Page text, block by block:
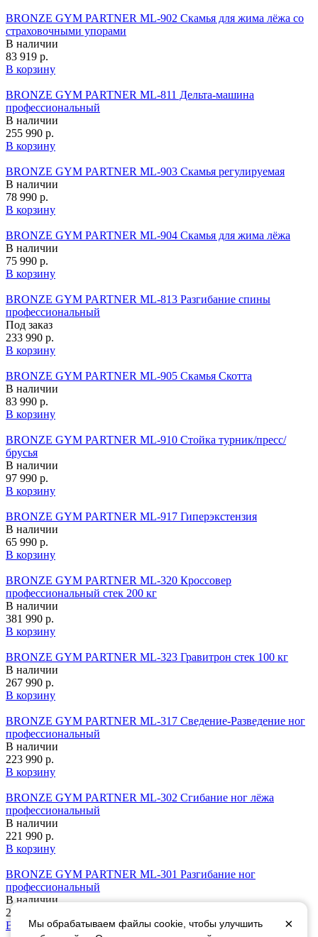
BRONZE GYM PARTNER ML-902 Скамья для жима лёжа со
страховочными упорами
В наличии
83 919 р.
В корзину
BRONZE GYM PARTNER ML-811 Дельта-машина
профессиональный
В наличии
255 990 р.
В корзину
BRONZE GYM PARTNER ML-903 Скамья регулируемая
В наличии
78 990 р.
В корзину
BRONZE GYM PARTNER ML-904 Скамья для жима лёжа
В наличии
75 990 р.
В корзину
BRONZE GYM PARTNER ML-813 Разгибание спины
профессиональный
Под заказ
233 990 р.
В корзину
BRONZE GYM PARTNER ML-905 Скамья Скотта
В наличии
83 990 р.
В корзину
BRONZE GYM PARTNER ML-910 Стойка турник/пресс/
брусья
В наличии
97 990 р.
В корзину
BRONZE GYM PARTNER ML-917 Гиперэкстензия
В наличии
65 990 р.
В корзину
BRONZE GYM PARTNER ML-320 Кроссовер
профессиональный стек 200 кг
В наличии
381 990 р.
В корзину
BRONZE GYM PARTNER ML-323 Гравитрон стек 100 кг
В наличии
267 990 р.
В корзину
BRONZE GYM PARTNER ML-317 Сведение-Разведение ног
профессиональный
В наличии
223 990 р.
В корзину
BRONZE GYM PARTNER ML-302 Сгибание ног лёжа
профессиональный
В наличии
221 990 р.
В корзину
BRONZE GYM PARTNER ML-301 Разгибание ног
профессиональный
В наличии
221 990 р.
В корзину
×
Мы обрабатываем файлы cookie, чтобы улучшить